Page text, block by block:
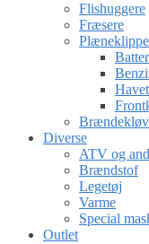
Flishuggere
Fræsere
Diverse
ATV og
Brændstof
Legetøj
Varme
Special
Outlet